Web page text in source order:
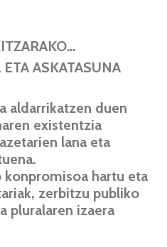
ASKATASUNA
aldarrikatzen duen
existentzia
lana eta
hartu eta
zerbitzu publiko
pluralaren izaera